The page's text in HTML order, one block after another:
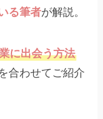
る筆者が解説。
に出会う方法
合わせてご紹介